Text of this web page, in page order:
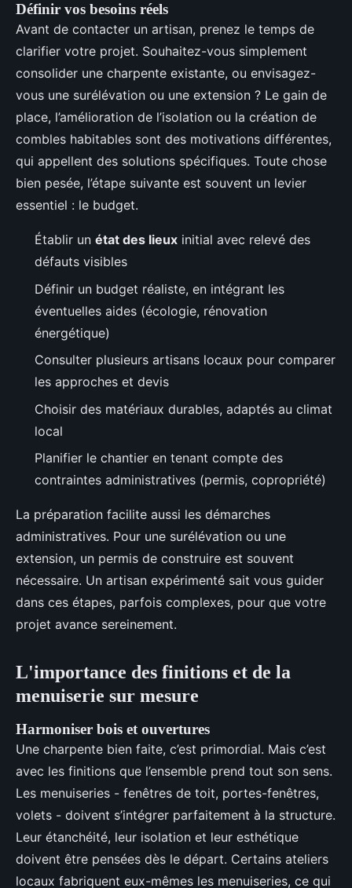
Définir vos besoins réels
Avant de contacter un artisan, prenez le temps de
clarifier votre projet. Souhaitez-vous simplement
consolider une charpente existante, ou envisagez-
vous une surélévation ou une extension ? Le gain de
place, l’amélioration de l’isolation ou la création de
combles habitables sont des motivations différentes,
qui appellent des solutions spécifiques. Toute chose
bien pesée, l’étape suivante est souvent un levier
essentiel : le budget.
Établir un état des lieux initial avec relevé des
défauts visibles
Définir un budget réaliste, en intégrant les
éventuelles aides (écologie, rénovation
énergétique)
Consulter plusieurs artisans locaux pour comparer
les approches et devis
Choisir des matériaux durables, adaptés au climat
local
Planifier le chantier en tenant compte des
contraintes administratives (permis, copropriété)
La préparation facilite aussi les démarches
administratives. Pour une surélévation ou une
extension, un permis de construire est souvent
nécessaire. Un artisan expérimenté sait vous guider
dans ces étapes, parfois complexes, pour que votre
projet avance sereinement.
L'importance des finitions et de la
menuiserie sur mesure
Harmoniser bois et ouvertures
Une charpente bien faite, c’est primordial. Mais c’est
avec les finitions que l’ensemble prend tout son sens.
Les menuiseries - fenêtres de toit, portes-fenêtres,
volets - doivent s’intégrer parfaitement à la structure.
Leur étanchéité, leur isolation et leur esthétique
doivent être pensées dès le départ. Certains ateliers
locaux fabriquent eux-mêmes les menuiseries, ce qui